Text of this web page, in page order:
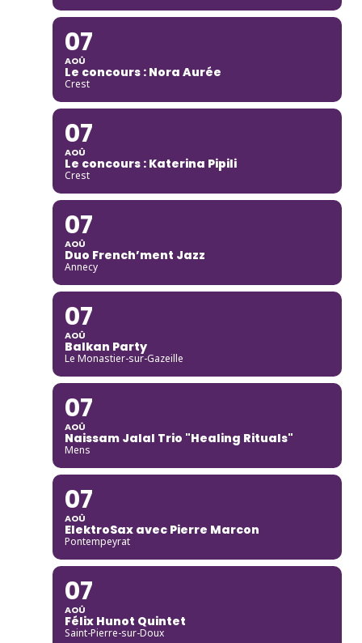
07
AOÛ
Le concours : Nora Aurée
Crest
07
AOÛ
Le concours : Katerina Pipili
Crest
07
AOÛ
Duo French’ment Jazz
Annecy
07
AOÛ
Balkan Party
Le Monastier-sur-Gazeille
07
AOÛ
Naissam Jalal Trio "Healing Rituals"
Mens
07
AOÛ
ElektroSax avec Pierre Marcon
Pontempeyrat
07
AOÛ
Félix Hunot Quintet
Saint-Pierre-sur-Doux